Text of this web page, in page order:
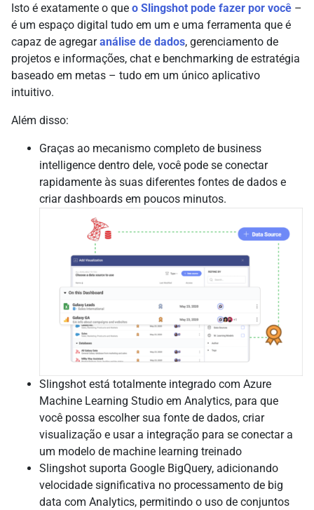
Isto é exatamente o que o Slingshot pode fazer por você –
é um espaço digital tudo em um e uma ferramenta que é
capaz de agregaranálise de dados, gerenciamento de
projetos e informações, chat e benchmarking de estratégia
baseado em metas – tudo em um único aplicativo
intuitivo.
Além disso:
Graças ao mecanismo completo de business
intelligence dentro dele, você pode se conectar
rapidamente às suas diferentes fontes de dados e
criar dashboards em poucos minutos.
Slingshot está totalmente integrado com Azure
Machine Learning Studio em Analytics, para que
você possa escolher sua fonte de dados, criar
visualização e usar a integração para se conectar a
um modelo de machine learning treinado
Slingshot suporta Google BigQuery, adicionando
velocidade significativa no processamento de big
data com Analytics, permitindo o uso de conjuntos